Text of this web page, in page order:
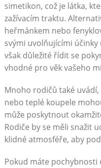
simetikon, což je látka,
zažívacím traktu.
heřmánkem nebo
svými uvolňujícími
však důležité řídit se
vhodné pro věk vašeho
Mnoho rodičů také
nebo teplé koupele
může poskytnout
Rodiče by se měli snažit
klidné atmosféře, aby
Pokud máte